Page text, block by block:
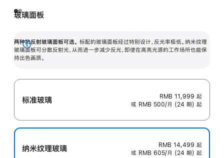
玻璃面板
两种抗反射玻璃面板可选。 标配的玻璃面板经过特别设计，反光率极低。纳米纹理
玻璃面板可分散反射光，从而进一步减少反光，即使在高亮光源的工作场所也能保
持出色画质。
展
开
标准玻璃 RMB 11,999 起
或 RMB 500/月 (24 期) 起
纳米纹理玻璃 RMB 14,499 起
或 RMB 605/月 (24 期) 起